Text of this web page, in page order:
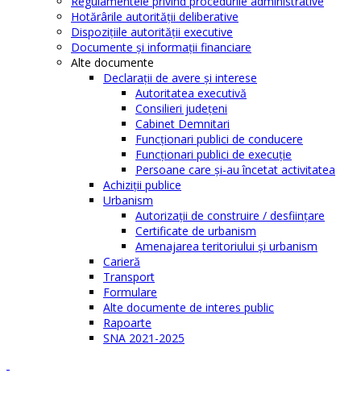
Hotărârile autorităţii deliberative
Dispoziţiile autorităţii executive
Documente şi informaţii financiare
Alte documente
Declaraţii de avere şi interese
Autoritatea executivă
Consilieri judeţeni
Cabinet Demnitari
Funcţionari publici de conducere
Funcționari publici de execuție
Persoane care şi-au încetat activitatea
Achiziţii publice
Urbanism
Autorizații de construire / desființare
Certificate de urbanism
Amenajarea teritoriului şi urbanism
Carieră
Transport
Formulare
Alte documente de interes public
Rapoarte
SNA 2021-2025